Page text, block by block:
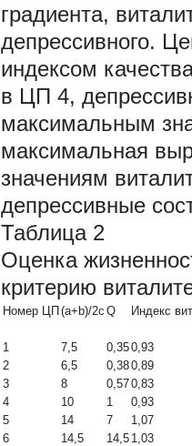
градиента,
депрессивного.
индексом
в ЦП 4,
максимальным
максимальная
значениям
депрессивные
Таблица 2
Оценка
критерию
Номер ЦП(a+b)/2c Q Индекс
1 7,5 0,350,93
2
6,5 0,380,89
3
8 0,570,83
4
10 1
0,93
5
14 7
1,07
6
14,5 14,5 1,03